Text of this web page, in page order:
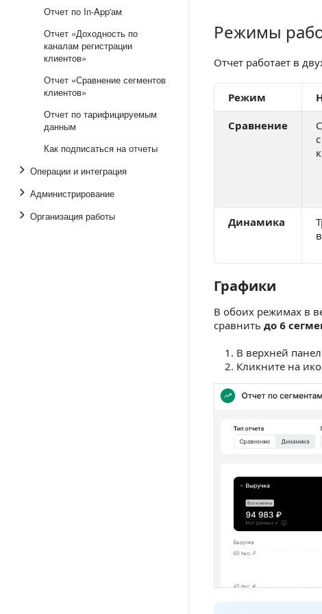
Отчет по In-App'ам
Отчет «Доходность по
каналам регистрации
клиентов»
Отчет «Сравнение сегментов
клиентов»
Отчет по тарифицируемым
данным
Как подписаться на отчеты
Операции и интеграция
Администрирование
Организация работы
Режимы работы
Режимы
Отчет работает в
Режим
Сравнение
Динамика
Графики
Графики
В обоих режимах в
сравнить до 6
В верхней
Кликните на